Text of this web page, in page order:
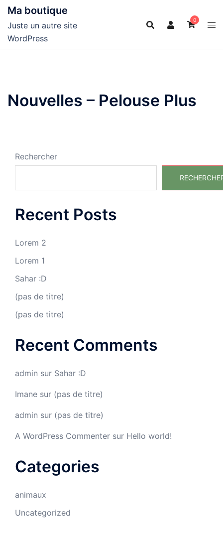
Aller
contenu
Ma boutique
Juste un autre site
WordPress
0
Nouvelles – Pelouse Plus
Rechercher
Recent Posts
Lorem 2
Lorem 1
Sahar :D
(pas de titre)
(pas de titre)
Recent Comments
admin sur Sahar :D
Imane sur (pas de titre)
admin sur (pas de titre)
A WordPress Commenter sur Hello world!
Categories
animaux
Uncategorized